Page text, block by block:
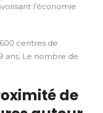
l’économie
centres de
ans. Le nombre de
de